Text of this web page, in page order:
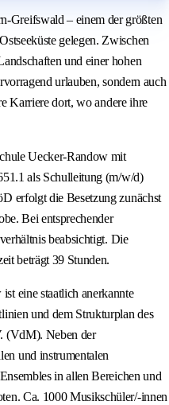
Greifswald – einem der größten
gelegen. Zwischen
und einer hohen
urlauben, sondern auch
Karriere dort, wo andere ihre
Uecker-Randow mit
als Schulleitung (m/w/d)
erfolgt die Besetzung zunächst
Bei entsprechender
beabsichtigt. Die
beträgt 39 Stunden.
eine staatlich anerkannte
und dem Strukturplan des
(VdM). Neben der
und instrumentalen
in allen Bereichen und
Ca. 1000 Musikschüler/-innen